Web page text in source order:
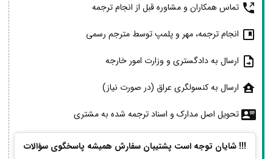
تماس همکاران و مشاوره قبل از انجام ترجمه
انجام ترجمه، مهر و پلمپ توسط مترجم رسمی
ارسال به دادگستری و وزارت امور خارجه
ارسال به کنسولگری عراق (در صورت نیاز)
تحویل اصل مدارک و اسناد ترجمه شده به مشتری
!!! شایان توجه است پشتیبان سفارش همیشه پاسخگوی سؤالات